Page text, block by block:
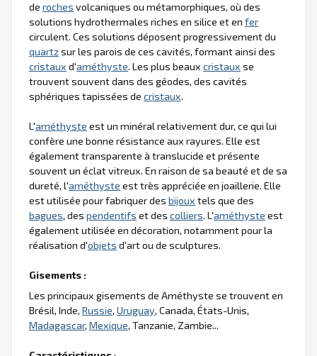
de roches volcaniques ou métamorphiques, où des
solutions hydrothermales riches en silice et en fer
circulent. Ces solutions déposent progressivement du
quartzsur les parois de ces cavités, formant ainsi des
cristaux d'améthyste. Les plus beaux cristaux se
trouvent souvent dans des géodes, des cavités
sphériques tapissées de cristaux.
L'améthyste est un minéral relativement dur, ce qui lui
confère une bonne résistance aux rayures. Elle est
également transparente à translucide et présente
souvent un éclat vitreux. En raison de sa beauté et de sa
dureté, l'améthyste est très appréciée en joaillerie. Elle
est utilisée pour fabriquer des bijoux tels que des
bagues, des pendentifs et des colliers. L'améthyste est
également utilisée en décoration, notamment pour la
réalisation d'objets d'art ou de sculptures.
Gisements :
Les principaux gisements de Améthyste se trouvent en
Brésil, Inde, Russie, Uruguay, Canada, États-Unis,
Madagascar, Mexique, Tanzanie, Zambie...